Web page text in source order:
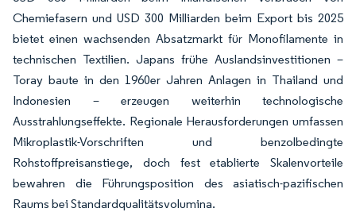
Chemiefasern und USD 300 Milliarden beim Export bis 2025
bietet einen wachsenden Absatzmarkt für Monofilamente in
technischen Textilien. Japans frühe Auslandsinvestitionen –
Toray baute in den 1960er Jahren Anlagen in Thailand und
Indonesien – erzeugen weiterhin technologische
Ausstrahlungseffekte. Regionale Herausforderungen umfassen
Mikroplastik-Vorschriften und benzolbedingte
Rohstoffpreisanstiege, doch fest etablierte Skalenvorteile
bewahren die Führungsposition des asiatisch-pazifischen
Raums bei Standardqualitätsvolumina.